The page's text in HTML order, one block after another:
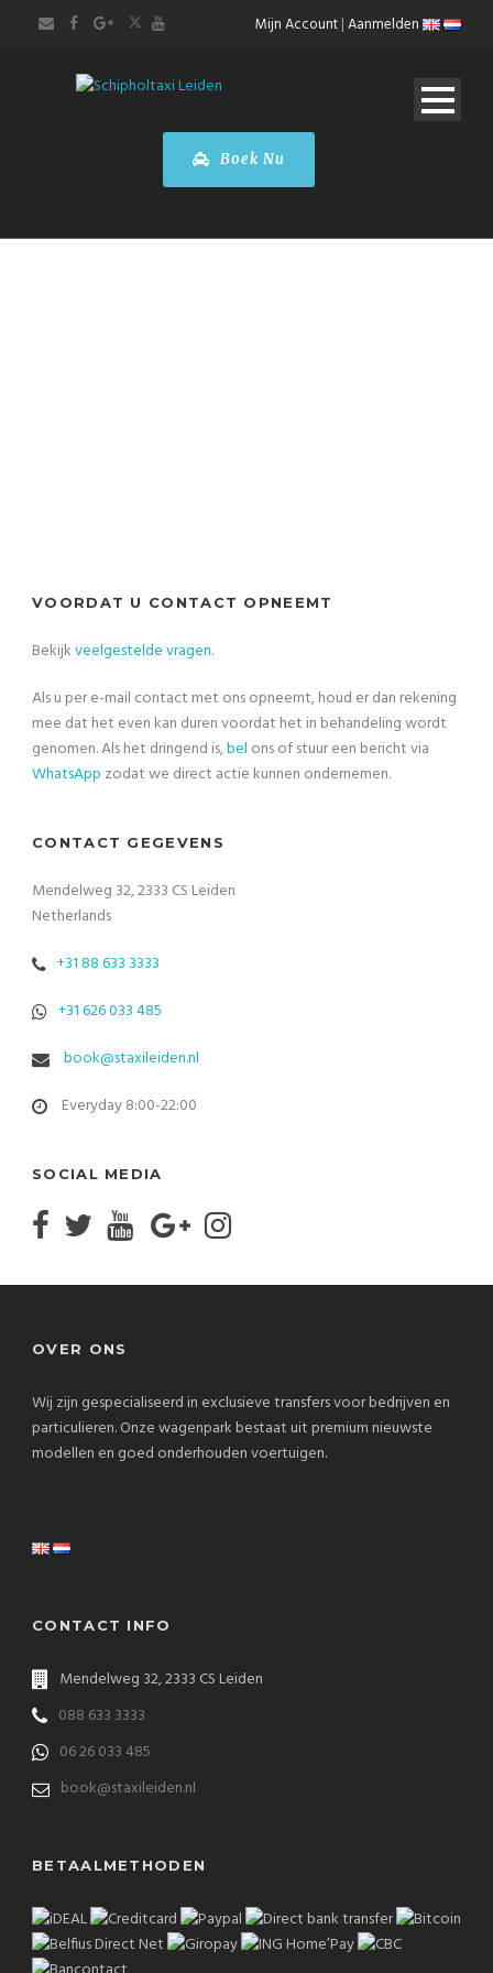
Mijn Account|Aanmelden
Boek Nu
VOORDAT U CONTACT OPNEEMT
Bekijkveelgestelde vragen.
Als u per e-mail contact met ons opneemt, houd er dan rekening
mee dat het even kan duren voordat het in behandeling wordt
genomen. Als het dringend is,bel ons of stuur een bericht via
WhatsApp zodat we direct actie kunnen ondernemen.
CONTACT GEGEVENS
Mendelweg 32, 2333 CS Leiden
Netherlands
+31 88 633 3333
+31 626 033 485
book@staxileiden.nl
Everyday 8:00-22:00
SOCIAL MEDIA
OVER ONS
Wij zijn gespecialiseerd in exclusieve transfers voor bedrijven en
particulieren. Onze wagenpark bestaat uit premium nieuwste
modellen en goed onderhouden voertuigen.
CONTACT INFO
Mendelweg 32, 2333 CS Leiden
088 633 3333
06 26 033 485
book@staxileiden.nl
BETAALMETHODEN